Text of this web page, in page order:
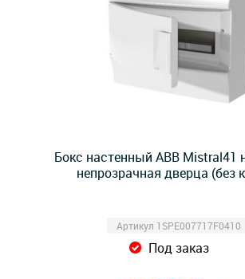
Бокс настенный ABB Mistral41
непрозрачная дверца (без
Артикул 1SPE007717F0410
Под заказ